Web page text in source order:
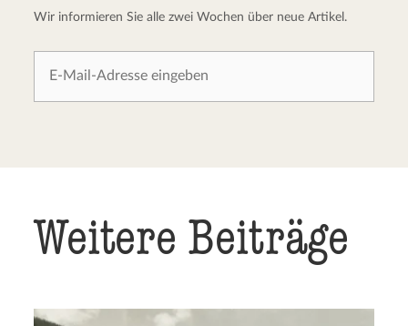
Wir informieren Sie alle zwei Wochen über neue Artikel.
Weitere Beiträge